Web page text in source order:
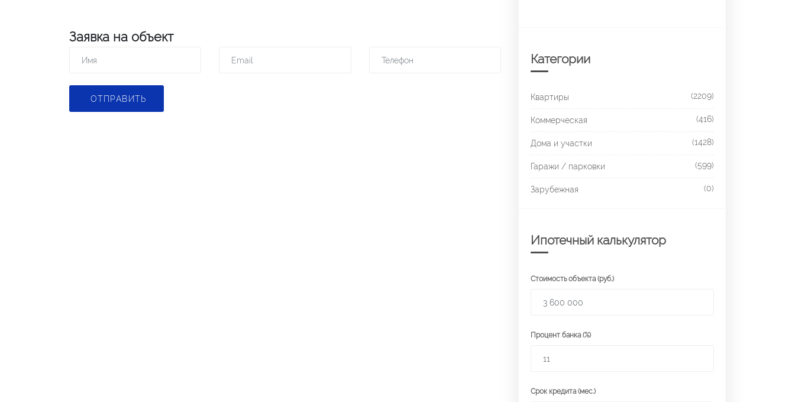
Заявка на объект
ОТПРАВИТЬ
Категории
Квартиры (2209)
Коммерческая (416)
Дома и участки (1428)
Гаражи / парковки (599)
Зарубежная (0)
Ипотечный калькулятор
Стоимость объекта (руб.)
Процент банка (%)
Срок кредита (мес.)